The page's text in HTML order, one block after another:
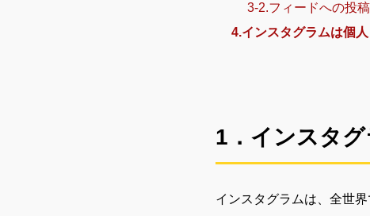
3-2.フィードへの投
4.インスタグラムは個
1．インスタ
インスタグラムは、全世界